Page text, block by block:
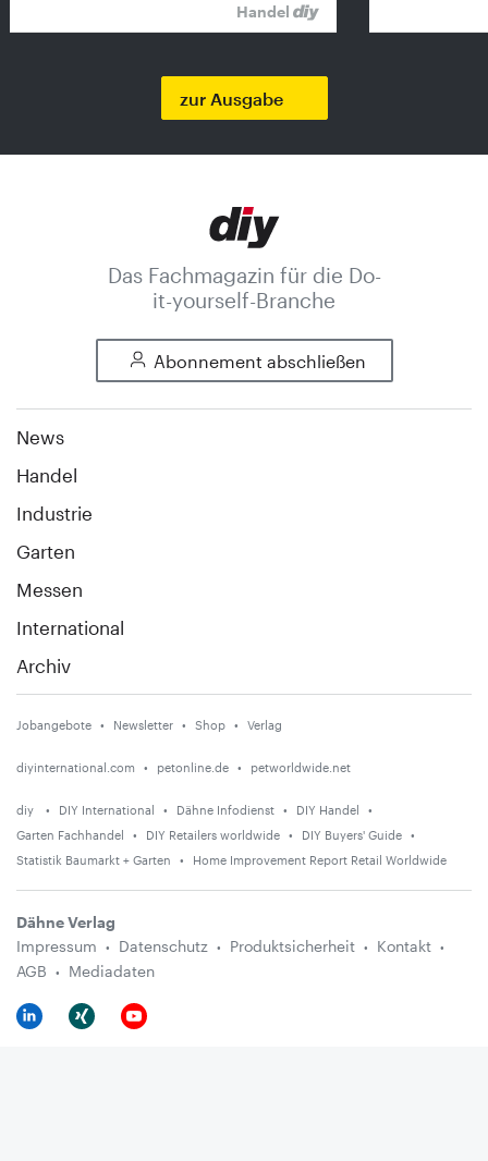
Handel
zur Ausgabe
Das Fachmagazin für die Do-
it-yourself-Branche
Abonnement abschließen
News
Handel
Industrie
Garten
Messen
International
Archiv
Jobangebote Newsletter Shop Verlag
diyinternational.com petonline.de petworldwide.net
diy DIY International Dähne Infodienst
DIY Handel
Garten Fachhandel
DIY Retailers worldwide
DIY Buyers' Guide
Statistik Baumarkt + Garten
Home Improvement Report Retail Worldwide
Dähne Verlag
Impressum
Datenschutz Produktsicherheit
Kontakt
AGB
Mediadaten